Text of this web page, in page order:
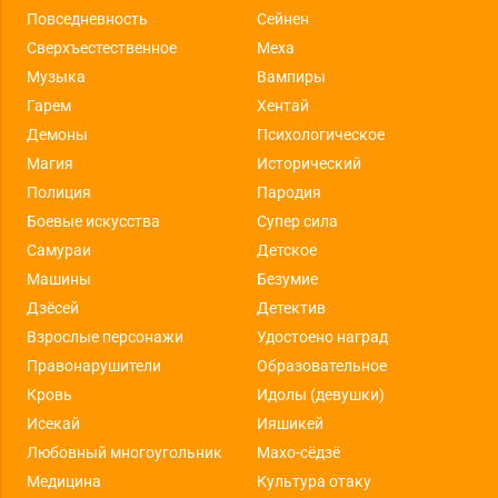
Повседневность
Сейнен
Сверхъестественное
Меха
Музыка
Вампиры
Гарем
Хентай
Демоны
Психологическое
Магия
Исторический
Полиция
Пародия
Боевые искусства
Супер сила
Самураи
Детское
Машины
Безумие
Дзёсей
Детектив
Взрослые персонажи
Удостоено наград
Правонарушители
Образовательное
Кровь
Идолы (девушки)
Исекай
Ияшикей
Любовный многоугольник
Махо-сёдзё
Медицина
Культура отаку